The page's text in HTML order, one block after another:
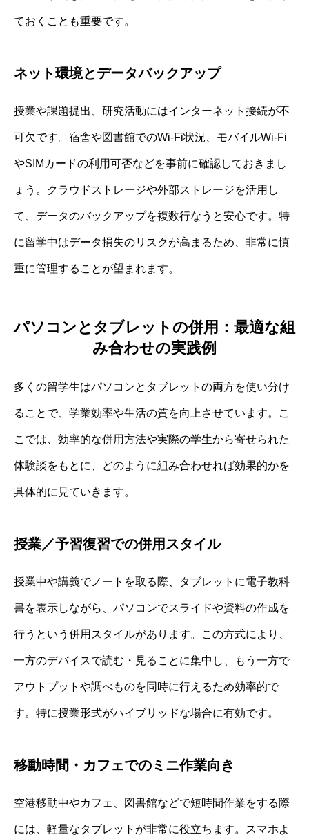
ておくことも重要です。
ネット環境とデータバックアップ
授業や課題提出、研究活動にはインターネット接続が不
可欠です。宿舎や図書館でのWi-Fi状況、モバイルWi-Fi
やSIMカードの利用可否などを事前に確認しておきまし
ょう。クラウドストレージや外部ストレージを活用し
て、データのバックアップを複数行なうと安心です。特
に留学中はデータ損失のリスクが高まるため、非常に慎
重に管理することが望まれます。
パソコンとタブレットの併用：最適な組
み合わせの実践例
多くの留学生はパソコンとタブレットの両方を使い分け
ることで、学業効率や生活の質を向上させています。こ
こでは、効率的な併用方法や実際の学生から寄せられた
体験談をもとに、どのように組み合わせれば効果的かを
具体的に見ていきます。
授業／予習復習での併用スタイル
授業中や講義でノートを取る際、タブレットに電子教科
書を表示しながら、パソコンでスライドや資料の作成を
行うという併用スタイルがあります。この方式により、
一方のデバイスで読む・見ることに集中し、もう一方で
アウトプットや調べものを同時に行えるため効率的で
す。特に授業形式がハイブリッドな場合に有効です。
移動時間・カフェでのミニ作業向き
空港移動中やカフェ、図書館などで短時間作業をする際
には、軽量なタブレットが非常に役立ちます。スマホよ